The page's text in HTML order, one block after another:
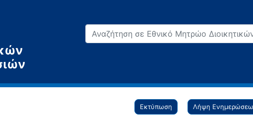
Εκτύπωση Λήψη